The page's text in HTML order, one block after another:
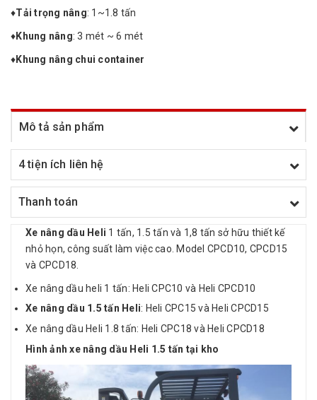
♦Tải trọng nâng: 1~1.8 tấn
♦Khung nâng: 3 mét ~ 6 mét
♦Khung nâng chui container
Mô tả sản phẩm
4 tiện ích liên hệ
Thanh toán
Xe nâng dầu Heli 1 tấn, 1.5 tấn và 1,8 tấn sở hữu thiết kế
nhỏ họn, công suất làm việc cao. Model CPCD10, CPCD15
và CPCD18.
Xe nâng dầu heli 1 tấn: Heli CPC10 và Heli CPCD10
Xe nâng dầu 1.5 tấn Heli: Heli CPC15 và Heli CPCD15
Xe nâng dầu Heli 1.8 tấn: Heli CPC18 và Heli CPCD18
Hình ảnh xe nâng dầu Heli 1.5 tấn tại kho